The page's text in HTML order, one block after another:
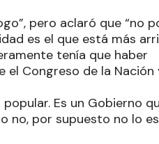
pero aclaró que “no
es el que está más
tenía que haber
el Congreso de la Nación
Es un Gobierno
no, por supuesto no lo